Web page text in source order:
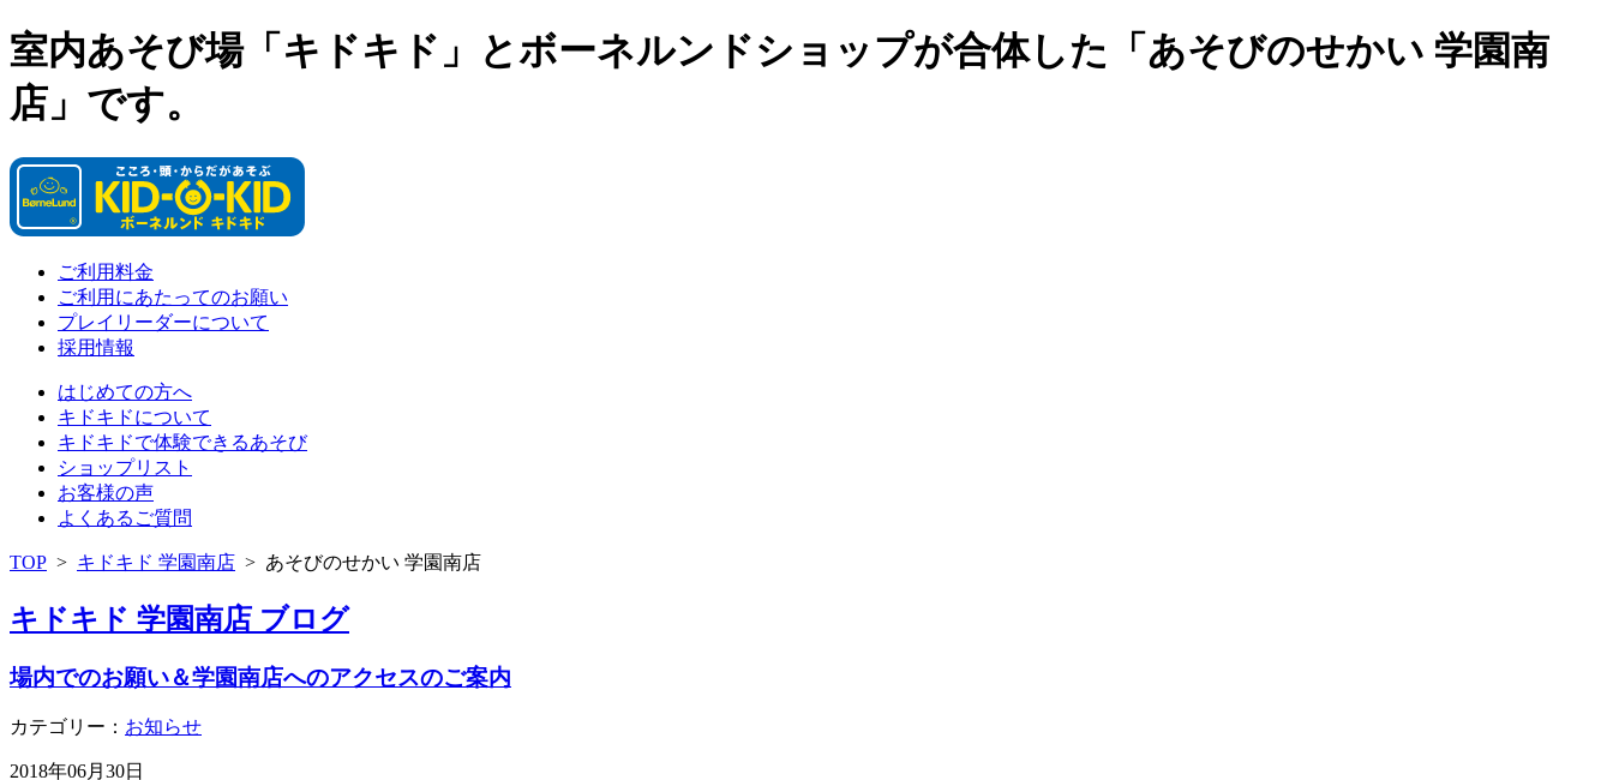
室内あそび場「キドキド」とボーネルンドショップが合体した「あそびのせかい 学園南
店」です。
ご利用料金
ご利用にあたってのお願い
プレイリーダーについて
採用情報
はじめての方へ
キドキドについて
キドキドで体験できるあそび
ショップリスト
お客様の声
よくあるご質問
TOP > キドキド 学園南店 > あそびのせかい 学園南店
キドキド 学園南店 ブログ
場内でのお願い＆学園南店へのアクセスのご案内
カテゴリー： お知らせ
2018年06月30日